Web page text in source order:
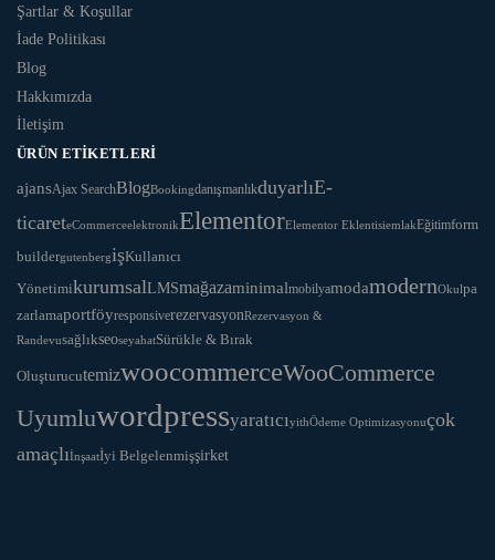
Şartlar & Koşullar
İade Politikası
Blog
Hakkımızda
İletişim
ÜRÜN ETIKETLERI
ajansAjax SearchBlogBookingdanışmanlıkduyarlıE-
ticareteCommerceelektronikElementorElementor EklentisiemlakEğitimform
buildergutenbergişKullanıcı
YönetimikurumsalLMSmağazaminimalmobilyamodamodernOkulpa
zarlamaportföyresponsiverezervasyonRezervasyon &
RandevusağlıkseoseyahatSürükle & Bırak
OluşturucutemizwoocommerceWooCommerce
UyumluwordpressyaratıcıyithÖdeme Optimizasyonuçok
amaçlıİnşaatİyi Belgelenmişşirket